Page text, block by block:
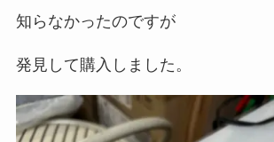
知らなかったのですが
発見して購入しました。